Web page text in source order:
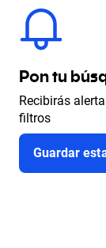
Pon tu
Recibirás
filtros
Guardar